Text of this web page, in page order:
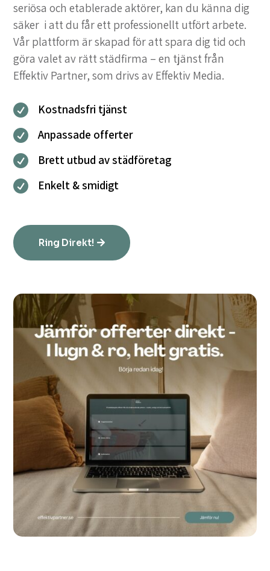
seriösa och etablerade aktörer, kan du känna dig
säker i att du får ett professionellt utfört arbete.
Vår plattform är skapad för att spara dig tid och
göra valet av rätt städfirma – en tjänst från
Effektiv Partner, som drivs av Effektiv Media.
 Kostnadsfri tjänst
 Anpassade offerter
 Brett utbud av städföretag
 Enkelt & smidigt
Ring Direkt!